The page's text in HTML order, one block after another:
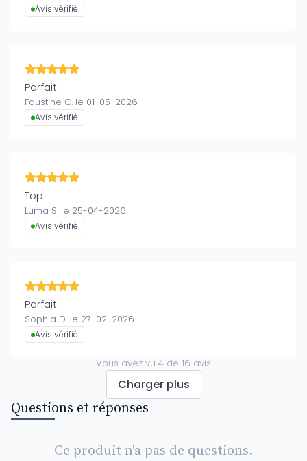
Avis vérifié
Parfait
Faustine C. le 01-05-2026
Avis vérifié
Top
Luma S. le 25-04-2026
Avis vérifié
Parfait
Sophia D. le 27-02-2026
Avis vérifié
Vous avez vu 4 de 16 avis
Charger plus
Questions et réponses
Ce produit n'a pas de questions.